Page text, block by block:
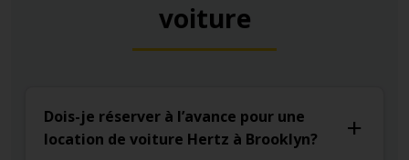
voiture
Dois-je réserver à l’avance pour une
location de voiture Hertz à Brooklyn?